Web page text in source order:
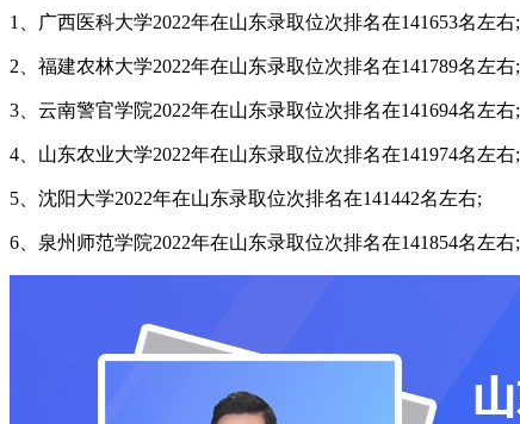
1、广西医科大学2022年在山东录取位次排名在141653名左右;
2、福建农林大学2022年在山东录取位次排名在141789名左右;
3、云南警官学院2022年在山东录取位次排名在141694名左右;
4、山东农业大学2022年在山东录取位次排名在141974名左右;
5、沈阳大学2022年在山东录取位次排名在141442名左右;
6、泉州师范学院2022年在山东录取位次排名在141854名左右;